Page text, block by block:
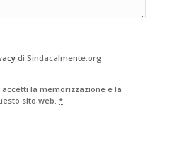
di Sindacalmente.org
la memorizzazione e la
sito web.*